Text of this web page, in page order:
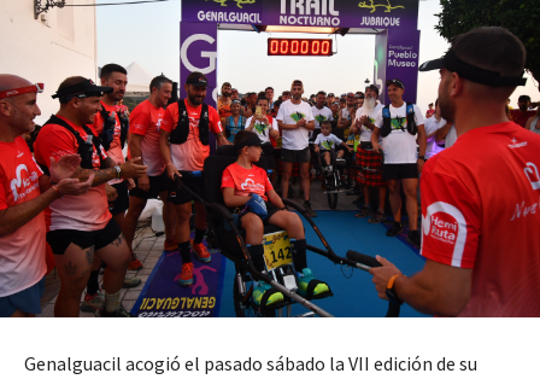
Genalguacil acogió el pasado sábado la VII edición de su